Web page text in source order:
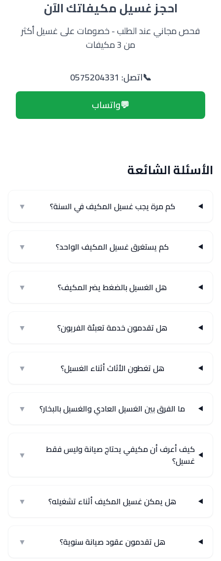
احجز غسيل مكيفاتك الآن
فحص مجاني عند الطلب - خصومات على غسيل أكثر
من 3 مكيفات
📞اتصل: 0575204331
💬واتساب
الأسئلة الشائعة
كم مرة يجب غسيل المكيف في السنة؟ ▼
كم يستغرق غسيل المكيف الواحد؟ ▼
هل الغسيل بالضغط يضر المكيف؟ ▼
هل تقدمون خدمة تعبئة الفريون؟ ▼
هل تغطون الأثاث أثناء الغسيل؟ ▼
ما الفرق بين الغسيل العادي والغسيل بالبخار؟ ▼
كيف أعرف أن مكيفي يحتاج صيانة وليس فقط
غسيل؟
▼
هل يمكن غسيل المكيف أثناء تشغيله؟ ▼
هل تقدمون عقود صيانة سنوية؟ ▼